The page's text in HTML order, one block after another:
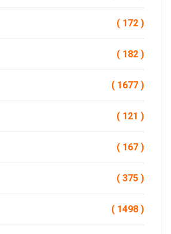
( 172 )
( 182 )
( 1677 )
( 121 )
( 167 )
( 375 )
( 1498 )